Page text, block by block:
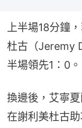
上半場18分鐘
杜古（Jeremy
半場領先1：0。
換邊後，艾寧
在謝利美杜古